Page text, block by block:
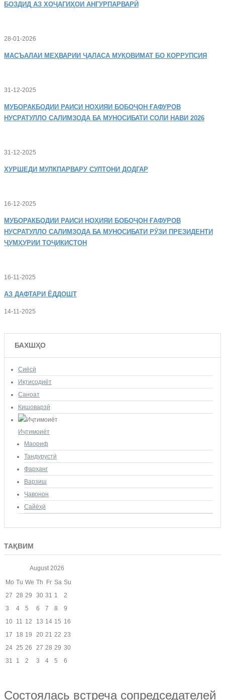
БОЗДИД АЗ ХОҶАГИҲОИ АНГУРПАРВАРӢ
28-01-2026
МАСЪАЛАИ МЕҲВАРИИ ҶАЛАСА МУҚОВИМАТ БО КОРРУПСИЯ
31-12-2025
МУБОРАКБОДИИ РАИСИ НОҲИЯИ БОБОҶОН ҒАФУРОВ
НУСРАТУЛЛО САЛИМЗОДА БА МУНОСИБАТИ СОЛИ НАВИ 2026
31-12-2025
ХУРШЕДИ МУЛКПАРВАРУ СУЛТОНИ ДОДГАР
16-12-2025
МУБОРАКБОДИИ РАИСИ НОҲИЯИ БОБОҶОН ҒАФУРОВ
НУСРАТУЛЛО САЛИМЗОДА БА МУНОСИБАТИ РӮЗИ ПРЕЗИДЕНТИ
ҶУМҲУРИИ ТОҶИКИСТОН
16-11-2025
АЗ ДАФТАРИ ЁДДОШТ
14-11-2025
БАХШҲО
Сиёсӣ
Иқтисодиёт
Саноат
Кишоварзӣ
Иҷтимоиёт
Маориф
Тандурустӣ
Фарҳанг
Варзиш
Ҷавонон
Сайёҳӣ
ТАҚВИМ
August 2026
Mo Tu We Th Fr Sa Su
27 28 29 30 31 1
2
3
4 5 6 7 8
9
10 11 12 13 14 15 16
17
18 19 20 21 22 23
24 25 26 27 28 29 30
31
1 2 3 4 5 6
Состоялась встреча сопредседателей